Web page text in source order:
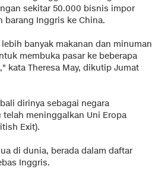
sekitar 50.000 bisnis impor
barang Inggris ke China.
banyak makanan dan minuman
membuka pasar ke beberapa
kata Theresa May, dikutip Jumat
dirinya sebagai negara
meninggalkan Uni Eropa
Exit).
di dunia, berada dalam daftar
Inggris.